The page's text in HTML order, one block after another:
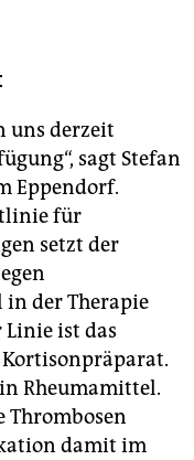
uns derzeit
sagt Stefan
Eppendorf.
für
setzt der
der Therapie
Linie ist das
Kortisonpräparat.
Rheumamittel.
Thrombosen
damit im